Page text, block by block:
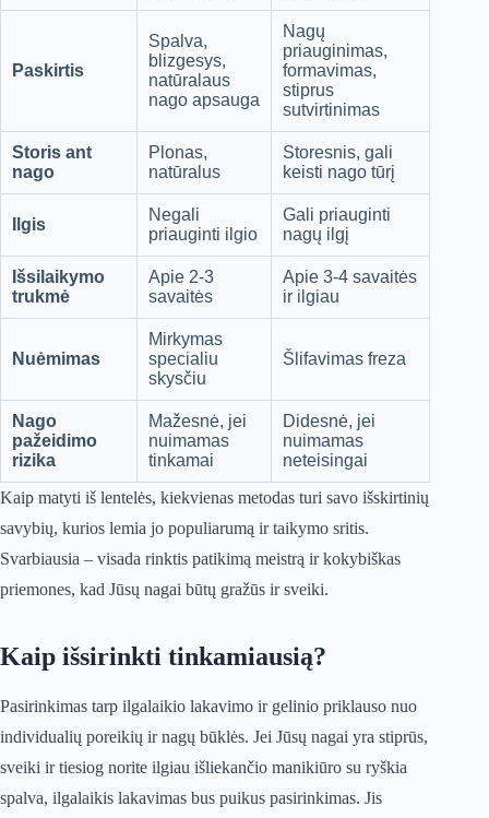
Paskirtis
Spalva,
blizgesys,
natūralaus
nago apsauga
Nagų
priauginimas,
formavimas,
stiprus
sutvirtinimas
Storis ant
nago
Plonas,
natūralus
Storesnis, gali
keisti nago tūrį
Ilgis
Negali
priauginti ilgio
Gali priauginti
nagų ilgį
Išsilaikymo
trukmė
Apie 2-3
savaitės
Apie 3-4 savaitės
ir ilgiau
Nuėmimas
Mirkymas
specialiu
skysčiu
Šlifavimas freza
Nago
pažeidimo
rizika
Mažesnė, jei
nuimamas
tinkamai
Didesnė, jei
nuimamas
neteisingai
Kaip matyti iš lentelės, kiekvienas metodas turi savo išskirtinių
savybių, kurios lemia jo populiarumą ir taikymo sritis.
Svarbiausia – visada rinktis patikimą meistrą ir kokybiškas
priemones, kad Jūsų nagai būtų gražūs ir sveiki.
Kaip išsirinkti tinkamiausią?
Pasirinkimas tarp ilgalaikio lakavimo ir gelinio priklauso nuo
individualių poreikių ir nagų būklės. Jei Jūsų nagai yra stiprūs,
sveiki ir tiesiog norite ilgiau išliekančio manikiūro su ryškia
spalva, ilgalaikis lakavimas bus puikus pasirinkimas. Jis